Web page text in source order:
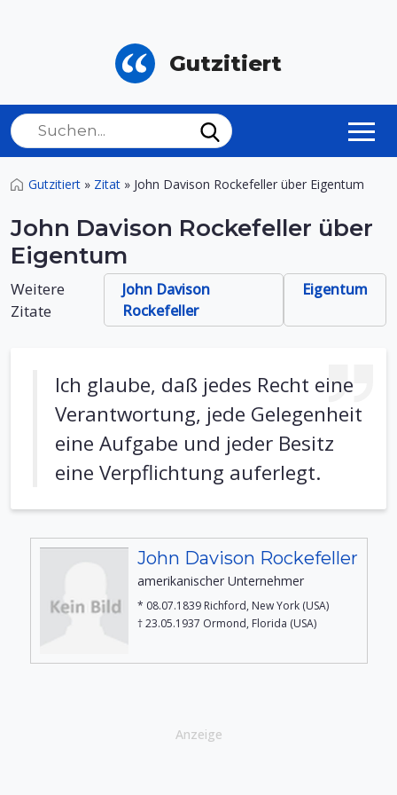
Gutzitiert
Gutzitiert » Zitat » John Davison Rockefeller über Eigentum
John Davison Rockefeller über
Eigentum
Weitere
Zitate
John Davison
Rockefeller
Eigentum
Ich glaube, daß jedes Recht eine
Verantwortung, jede Gelegenheit
eine Aufgabe und jeder Besitz
eine Verpflichtung auferlegt.
John Davison Rockefeller
amerikanischer Unternehmer
* 08.07.1839 Richford, New York (USA)
† 23.05.1937 Ormond, Florida (USA)
Anzeige